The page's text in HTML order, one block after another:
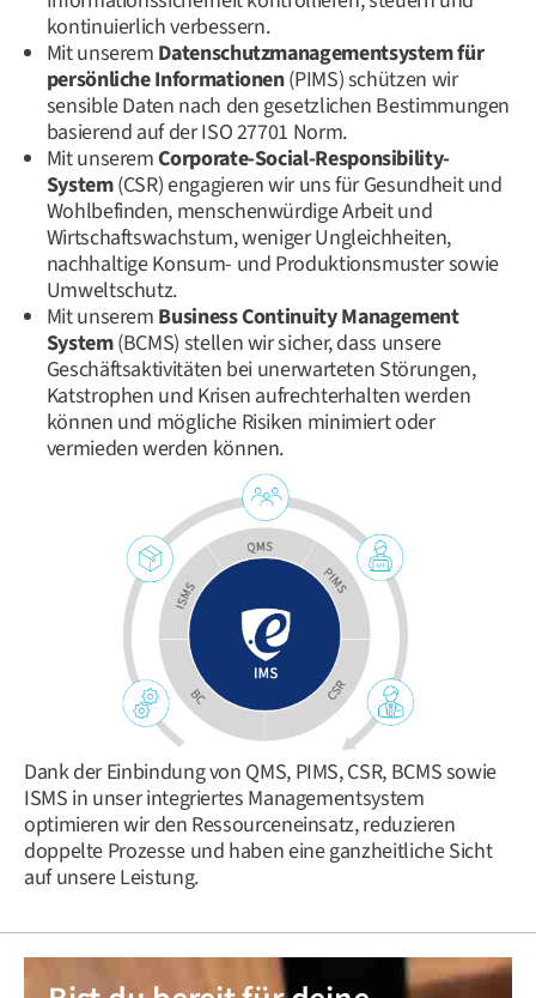
kontinuierlich verbessern.
Mit unserem Datenschutzmanagementsystem für
persönliche Informationen(PIMS) schützen wir
sensible Daten nach den gesetzlichen Bestimmungen
basierend auf der ISO 27701 Norm.
Mit unseremCorporate-Social-Responsibility-
System(CSR) engagieren wir uns für Gesundheit und
Wohlbefinden, menschenwürdige Arbeit und
Wirtschaftswachstum, weniger Ungleichheiten,
nachhaltige Konsum- und Produktionsmuster sowie
Umweltschutz.
Mit unserem Business Continuity Management
System(BCMS) stellen wir sicher, dass unsere
Geschäftsaktivitäten bei unerwarteten Störungen,
Katstrophen und Krisen aufrechterhalten werden
können und mögliche Risiken minimiert oder
vermieden werden können.
Dank der Einbindung von QMS, PIMS, CSR, BCMS sowie
ISMS in unser integriertes Managementsystem
optimieren wir den Ressourceneinsatz, reduzieren
doppelte Prozesse und haben eine ganzheitliche Sicht
auf unsere Leistung.